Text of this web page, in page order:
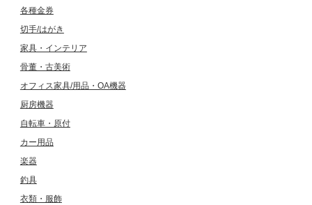
各種金券
切手/はがき
家具・インテリア
骨董・古美術
オフィス家具/用品・OA機器
厨房機器
自転車・原付
カー用品
楽器
釣具
衣類・服飾